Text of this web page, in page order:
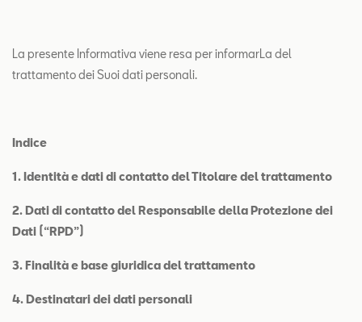
La presente Informativa viene resa per informarLa del
trattamento dei Suoi dati personali.
Indice
1. Identità e dati di contatto del Titolare del trattamento
2. Dati di contatto del Responsabile della Protezione dei
Dati (“RPD”)
3. Finalità e base giuridica del trattamento
4. Destinatari dei dati personali